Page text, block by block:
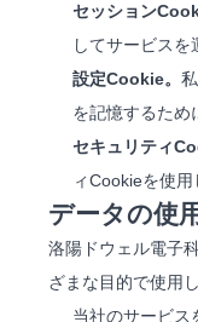
セッション
してサービスを
設定Cookie。
を記憶するため
セキュリティ
ィCookieを使用
データの使
洛陽ドウェル電子
ざまな目的で使用し
当社のサービス